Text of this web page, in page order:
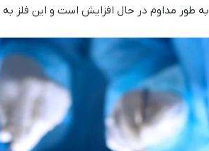
به طور مداوم در حال افزایش است و این فلز